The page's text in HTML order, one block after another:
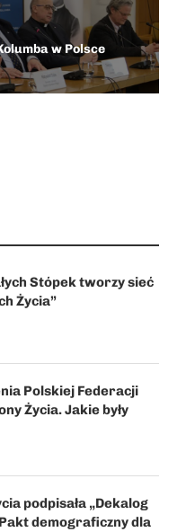
w Polsce
Stópek tworzy sieć
Życia”
Polskiej Federacji
Życia. Jakie były
podpisała „Dekalog
demograficzny dla